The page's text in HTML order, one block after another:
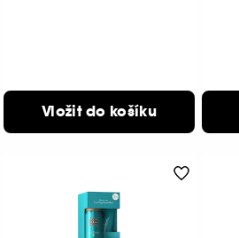
Vložit do košíku